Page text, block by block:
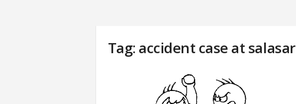
Tag: accident case at salasar